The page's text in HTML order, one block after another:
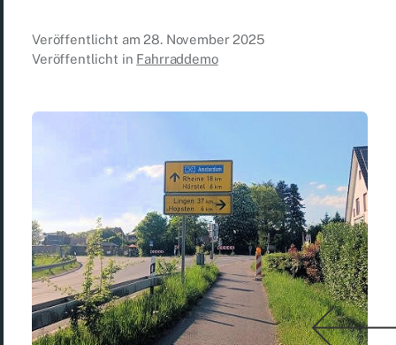
Veröffentlicht am 28. November 2025
Veröffentlicht in Fahrraddemo